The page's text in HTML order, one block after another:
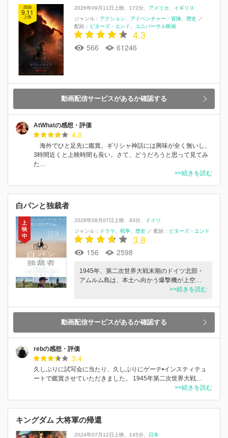
2026
9.11
上映
2026年09月11日上映 172分 アメリカ
イギリス
ジャンル： アクション アドベンチャー・冒険 歴史 ／
配給： ビターズ・エンド ユニバーサル映画
4.3
566 61246
動画配信サービスがあるか確認する
AtWhatの感想・評価
4.0
海外でひと足先に鑑賞。ギリシャ神話には興味が全く無いし、
3時間近くと上映時間も長い。さて、どうだろうと思って見てみ
た…
>>続きを読む
白パンと独裁者
2026年08月07日上映 93分
ドイツ
ジャンル：
ドラマ 戦争 歴史 ／ 配給： ビターズ・エンド
3.8
156 2598
1945年、第二次世界大戦末期のドイツ北部・
アムルム島は、本土へ向かう爆撃機が上空…
>>続きを読む
動画配信サービスがあるか確認する
rebの感想・評価
3.4
久しぶりに試写会に当たり、久しぶりにゲーテ•インスティテュ
ートで鑑賞させていただきました。 1945年第二次世界大戦…
>>続きを読む
キングダム 大将軍の帰還
2024年07月12日上映 145分
日本